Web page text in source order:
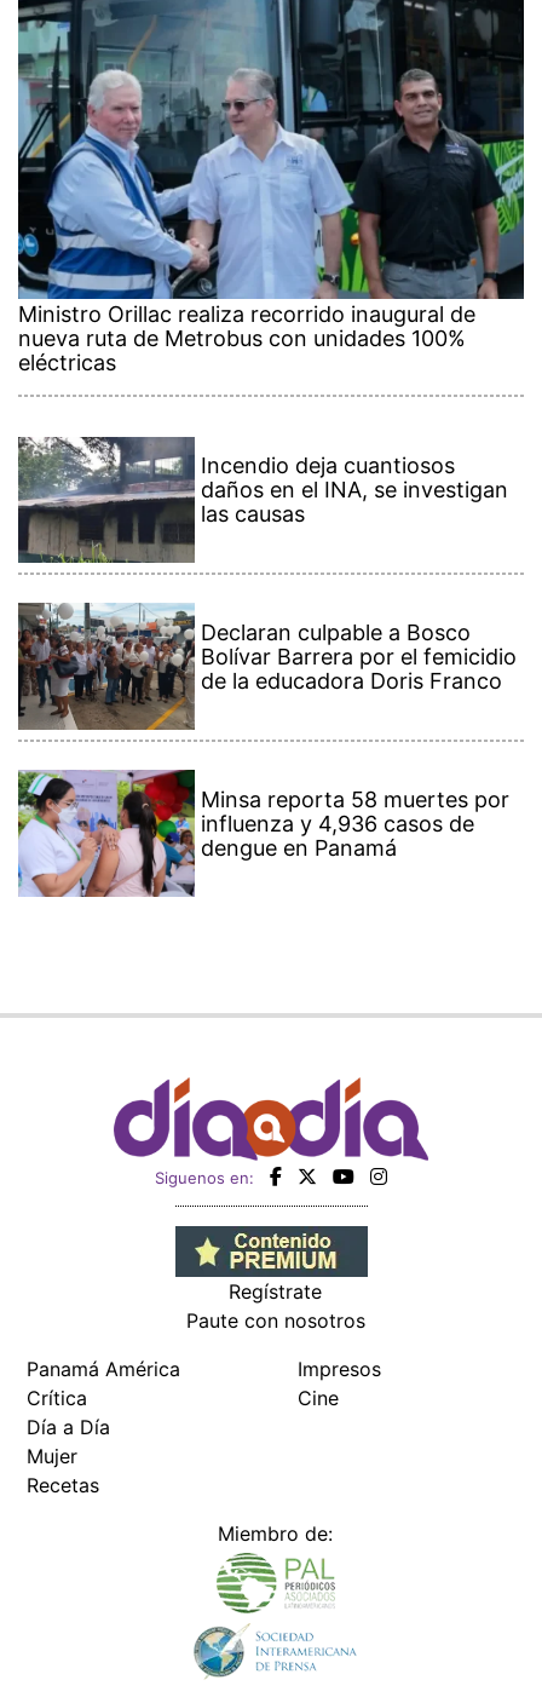
Ministro Orillac realiza recorrido inaugural de
nueva ruta de Metrobus con unidades 100%
eléctricas
Incendio deja cuantiosos
daños en el INA, se investigan
las causas
Declaran culpable a Bosco
Bolívar Barrera por el femicidio
de la educadora Doris Franco
Minsa reporta 58 muertes por
influenza y 4,936 casos de
dengue en Panamá
Siguenos en:
Regístrate
Paute con nosotros
Panamá América
Crítica
Día a Día
Mujer
Recetas
Impresos
Cine
Miembro de: